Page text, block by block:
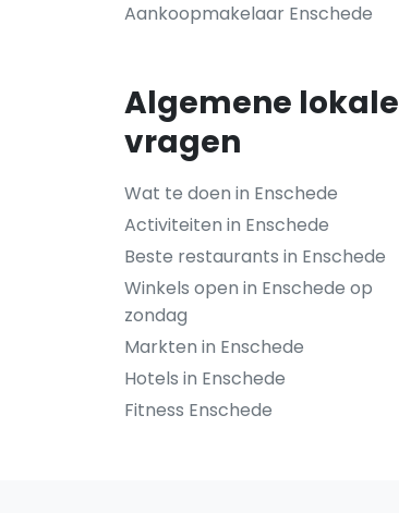
Aankoopmakelaar Enschede
Algemene lokale
vragen
Wat te doen in Enschede
Activiteiten in Enschede
Beste restaurants in Enschede
Winkels open in Enschede op
zondag
Markten in Enschede
Hotels in Enschede
Fitness Enschede